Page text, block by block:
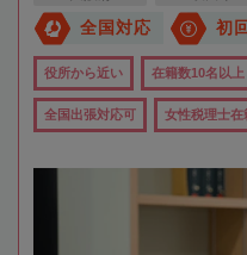
全国対応 初
役所から近い 在籍数10名以上
全国出張対応可 女性税理士在